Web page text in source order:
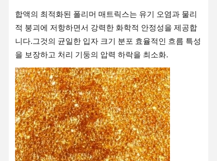
합액의 최적화된 폴리머 매트릭스는 유기 오염과 물리
적 붕괴에 저항하면서 강력한 화학적 안정성을 제공합
니다.그것의 균일한 입자 크기 분포 효율적인 흐름 특성
을 보장하고 처리 기둥의 압력 하락을 최소화.